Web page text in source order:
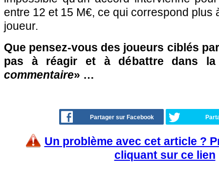
entre 12 et 15 M€, ce qui correspond plus
joueur.
Que pensez-vous des joueurs ciblés
pas à réagir et à débattre dans
commentaire» …
Partager sur Facebook
Un problème avec cet article ?
cliquant sur ce lien